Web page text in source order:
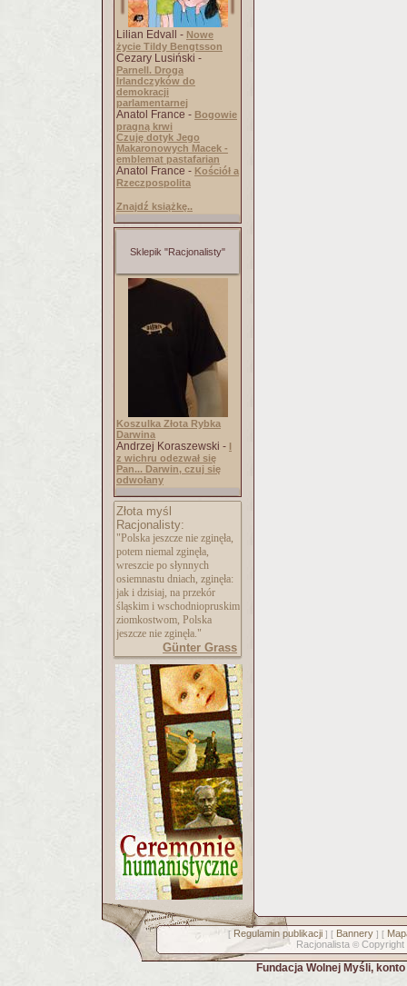
Lilian Edvall - Nowe
życie Tildy Bengtsson
Cezary Lusiński -
Parnell. Droga
Irlandczyków do
demokracji
parlamentarnej
Anatol France - Bogowie
pragną krwi
Czuję dotyk Jego
Makaronowych Macek -
emblemat pastafarian
Anatol France - Kościół a
Rzeczpospolita
Znajdź książkę..
Sklepik "Racjonalisty"
Koszulka Złota Rybka
Darwina
Andrzej Koraszewski - I
z wichru odezwał się
Pan... Darwin, czuj się
odwołany
Złota myśl
Racjonalisty:
"Polska jeszcze nie zginęła,
potem niemal zginęła,
wreszcie po słynnych
osiemnastu dniach, zginęła:
jak i dzisiaj, na przekór
śląskim i wschodniopruskim
ziomkostwom, Polska
jeszcze nie zginęła."
Günter Grass
[ Regulamin publikacji] [ Bannery] [
Racjonalista © Copyright
Fundacja Wolnej Myśli,